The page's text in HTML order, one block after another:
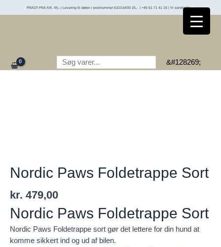
til
FRAGT FRA KR. 49,- | Levering til døren i postnummer 6310-6400 25,- | +45 61 71 41 16 | Vi sender til:
Søg &#128269;
Nordic Paws Foldetrappe Sort
kr. 479,00
Nordic Paws Foldetrappe Sort
Nordic Paws Foldetrappe sort gør det lettere for din hund at
komme sikkert ind og ud af bilen.
Sort